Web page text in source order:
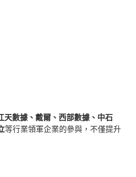
天數據、戴爾、西部數據、中石
等行業領軍企業的參與，不僅提升